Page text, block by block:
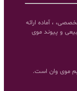
سابقه کار تخصصی، ، آماده ارائه
و پیوند موی
موی وان است.